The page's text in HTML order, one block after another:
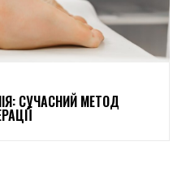
СУЧАСНИЙ МЕТОД